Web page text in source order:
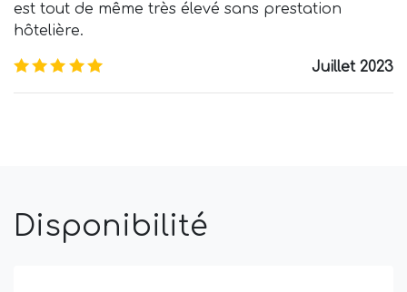
est tout de même très élevé sans prestation
hôtelière.
Juillet 2023
Disponibilité